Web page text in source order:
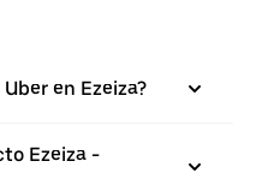
en Ezeiza?
Ezeiza -